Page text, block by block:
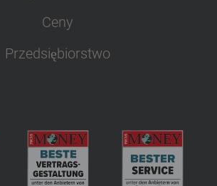
Ceny
Przedsiębiorstwo